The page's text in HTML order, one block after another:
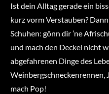
Ist dein Alltag gerade ein
kurz vorm Verstauben?
Schuhen: gönn dir ’ne
und mach den Deckel nicht
abgefahrenen Dinge des
Weinbergschneckenrennen,
mach Pop!